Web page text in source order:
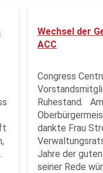
Wechsel der
ACC
Congress
Ruhestand.
dankte Frau
Jahre der
seiner Rede